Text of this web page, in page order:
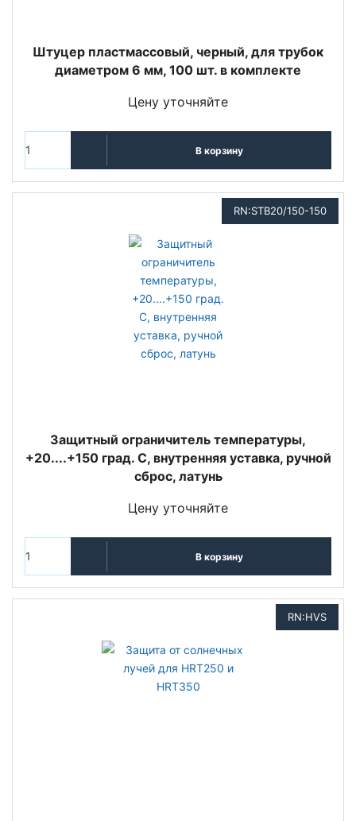
Штуцер пластмассовый, черный, для трубок
диаметром 6 мм, 100 шт. в комплекте
Цену уточняйте
В корзину
RN:STB20/150-150
Защитный ограничитель температуры,
+20....+150 град. C, внутренняя уставка, ручной
сброс, латунь
Цену уточняйте
В корзину
RN:HVS